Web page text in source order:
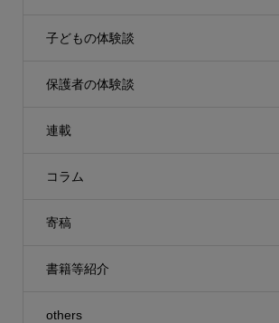
子どもの体験談
保護者の体験談
連載
コラム
寄稿
書籍等紹介
others